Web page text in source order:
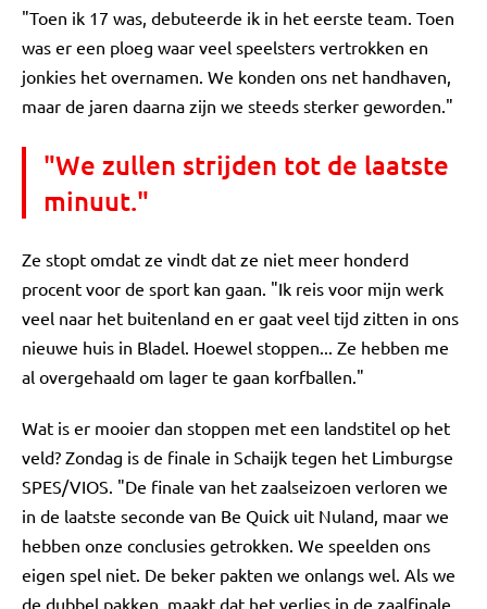
"Toen ik 17 was, debuteerde ik in het eerste team. Toen
was er een ploeg waar veel speelsters vertrokken en
jonkies het overnamen. We konden ons net handhaven,
maar de jaren daarna zijn we steeds sterker geworden."
"We zullen strijden tot de laatste
minuut."
Ze stopt omdat ze vindt dat ze niet meer honderd
procent voor de sport kan gaan. "Ik reis voor mijn werk
veel naar het buitenland en er gaat veel tijd zitten in ons
nieuwe huis in Bladel. Hoewel stoppen... Ze hebben me
al overgehaald om lager te gaan korfballen."
Wat is er mooier dan stoppen met een landstitel op het
veld? Zondag is de finale in Schaijk tegen het Limburgse
SPES/VIOS. "De finale van het zaalseizoen verloren we
in de laatste seconde van Be Quick uit Nuland, maar we
hebben onze conclusies getrokken. We speelden ons
eigen spel niet. De beker pakten we onlangs wel. Als we
de dubbel pakken, maakt dat het verlies in de zaalfinale